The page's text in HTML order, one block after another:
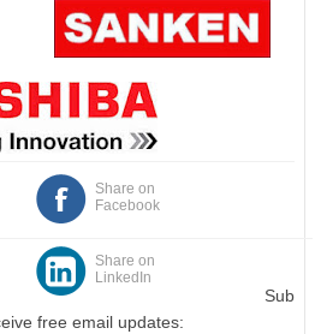
Share on
Facebook
Share on
LinkedIn
Sub
free email updates: